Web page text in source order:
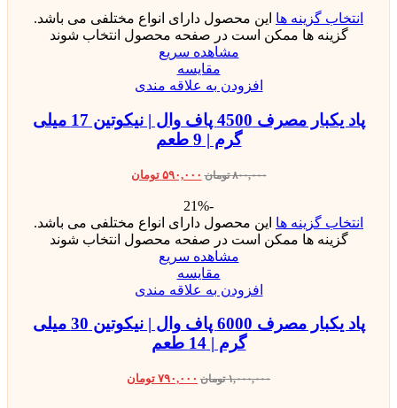
انتخاب گزینه ها این محصول دارای انواع مختلفی می باشد.
گزینه ها ممکن است در صفحه محصول انتخاب شوند
مشاهده سریع
مقایسه
افزودن به علاقه مندی
پاد یکبار مصرف 4500 پاف وال | نیکوتین 17 میلی
گرم | 9 طعم
۸۰۰,۰۰۰ تومان ۵۹۰,۰۰۰ تومان
-21%
انتخاب گزینه ها این محصول دارای انواع مختلفی می باشد.
گزینه ها ممکن است در صفحه محصول انتخاب شوند
مشاهده سریع
مقایسه
افزودن به علاقه مندی
پاد یکبار مصرف 6000 پاف وال | نیکوتین 30 میلی
گرم | 14 طعم
۱,۰۰۰,۰۰۰ تومان ۷۹۰,۰۰۰ تومان